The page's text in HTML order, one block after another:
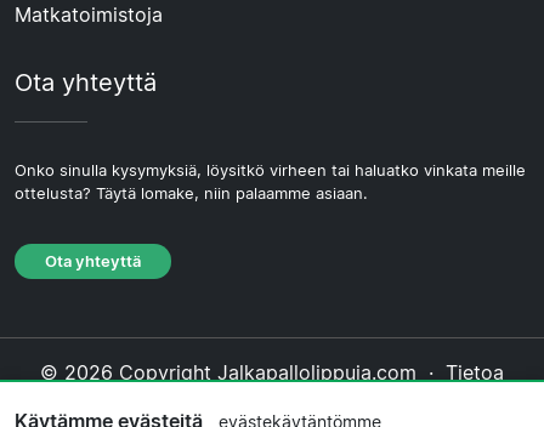
Matkatoimistoja
Ota yhteyttä
Onko sinulla kysymyksiä, löysitkö virheen tai haluatko vinkata meille
ottelusta? Täytä lomake, niin palaamme asiaan.
Ota yhteyttä
© 2026 Copyright Jalkapallolippuja.com · Tietoa
Käytämme evästeitä evästekäytäntömme